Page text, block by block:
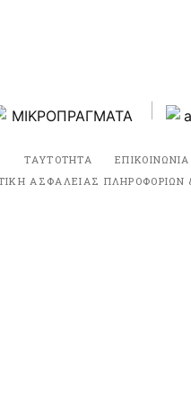
ΤΑΥΤΟΤΗΤΑ ΕΠΙΚΟΙΝΩΝΙΑ
ΑΣΦΑΛΕΙΑΣ ΠΛΗΡΟΦΟΡΙΩΝ